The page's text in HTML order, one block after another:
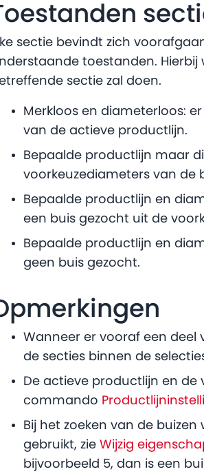
sectie bevindt zich
toestanden.
sectie zal doen.
Merkloos en diameterloos:
van de actieve productlijn.
Bepaalde productlijn maar
voorkeuzediameters van de
Bepaalde productlijn en
een buis gezocht uit de
Bepaalde productlijn en
geen buis gezocht.
Wanneer er vooraf een deel
de secties binnen de
De actieve productlijn en de
commando
Bij het zoeken van de
gebruikt, zie Wijzig
bijvoorbeeld 5, dan is een